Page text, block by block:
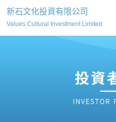
新石文化投資有限公司
Values Cultural Investment Limited